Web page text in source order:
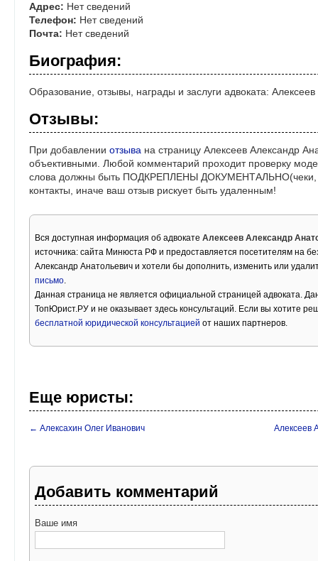
Адрес: Нет сведений
Телефон: Нет сведений
Почта: Нет сведений
Биография:
Образование, отзывы, награды и заслуги адвоката:
Отзывы:
При добавлении отзыва на страницу Алексеев Александр
объективными. Любой комментарий проходит проверку
слова должны быть ПОДКРЕПЛЕНЫ ДОКУМЕНТАЛЬНО(чеки,
контакты, иначе ваш отзыв рискует быть удаленным!
Вся доступная информация об адвокате Алексеев Александр
источника: сайта Минюста РФ и предоставляется посетителям на
Александр Анатольевич и хотели бы дополнить, изменить или
письмо.
Данная страница не является официальной страницей адвоката.
ТопЮрист.РУ и не оказывает здесь консультаций. Если вы хотите
бесплатной юридической консультацией от наших партнеров.
Еще юристы:
← Алексахин Олег Иванович Алексеев
Добавить комментарий
Ваше имя